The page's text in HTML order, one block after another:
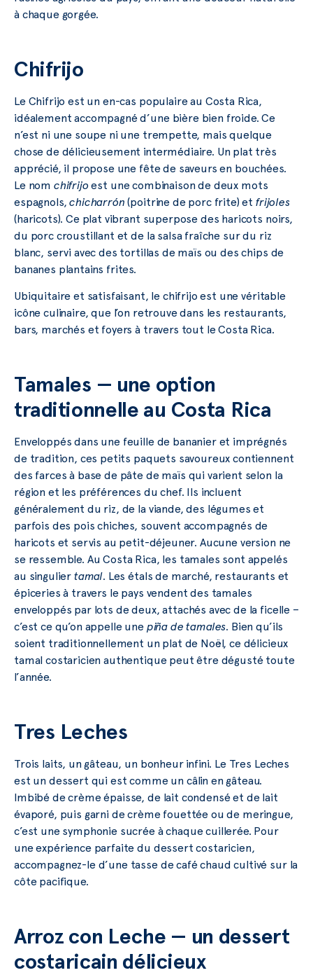
à chaque gorgée.
Chifrijo
Le Chifrijo est un en-cas populaire au Costa Rica,
idéalement accompagné d’une bière bien froide. Ce
n’est ni une soupe ni une trempette, mais quelque
chose de délicieusement intermédiaire. Un plat très
apprécié, il propose une fête de saveurs en bouchées.
Le nom chifrijoest une combinaison de deux mots
espagnols,chicharrón (poitrine de porc frite) etfrijoles
(haricots). Ce plat vibrant superpose des haricots noirs,
du porc croustillant et de la salsa fraîche sur du riz
blanc, servi avec des tortillas de maïs ou des chips de
bananes plantains frites.
Ubiquitaire et satisfaisant, le chifrijo est une véritable
icône culinaire, que l’on retrouve dans les restaurants,
bars, marchés et foyers à travers tout le Costa Rica.
Tamales — une option
traditionnelle au Costa Rica
Enveloppés dans une feuille de bananier et imprégnés
de tradition, ces petits paquets savoureux contiennent
des farces à base de pâte de maïs qui varient selon la
région et les préférences du chef. Ils incluent
généralement du riz, de la viande, des légumes et
parfois des pois chiches, souvent accompagnés de
haricots et servis au petit-déjeuner. Aucune version ne
se ressemble. Au Costa Rica, les tamales sont appelés
au singulier tamal. Les étals de marché, restaurants et
épiceries à travers le pays vendent des tamales
enveloppés par lots de deux, attachés avec de la ficelle –
c’est ce qu’on appelle une piña de tamales. Bien qu’ils
soient traditionnellement un plat de Noël, ce délicieux
tamal costaricien authentique peut être dégusté toute
l’année.
Tres Leches
Trois laits, un gâteau, un bonheur infini. Le Tres Leches
est un dessert qui est comme un câlin en gâteau.
Imbibé de crème épaisse, de lait condensé et de lait
évaporé, puis garni de crème fouettée ou de meringue,
c’est une symphonie sucrée à chaque cuillerée. Pour
une expérience parfaite du dessert costaricien,
accompagnez-le d’une tasse de café chaud cultivé sur la
côte pacifique.
Arroz con Leche — un dessert
costaricain délicieux